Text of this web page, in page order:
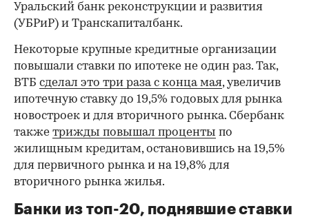
Уральский банк реконструкции и развития
(УБРиР) и Транскапиталбанк.
Некоторые крупные кредитные организации
повышали ставки по ипотеке не один раз. Так,
ВТБ сделал это три раза с конца мая, увеличив
ипотечную ставку до 19,5% годовых для рынка
новостроек и для вторичного рынка. Сбербанк
также трижды повышал проценты по
жилищным кредитам, остановившись на 19,5%
для первичного рынка и на 19,8% для
вторичного рынка жилья.
Банки из топ-20, поднявшие ставки